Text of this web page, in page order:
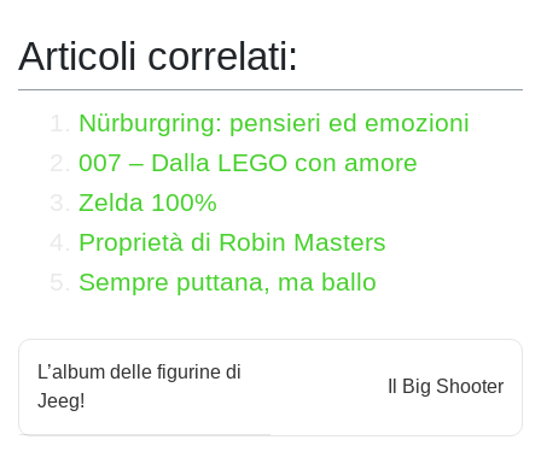
Articoli correlati:
Nürburgring: pensieri ed emozioni
007 – Dalla LEGO con amore
Zelda 100%
Proprietà di Robin Masters
Sempre puttana, ma ballo
N
a
L’album delle figurine di
Jeeg!
Il Big Shooter